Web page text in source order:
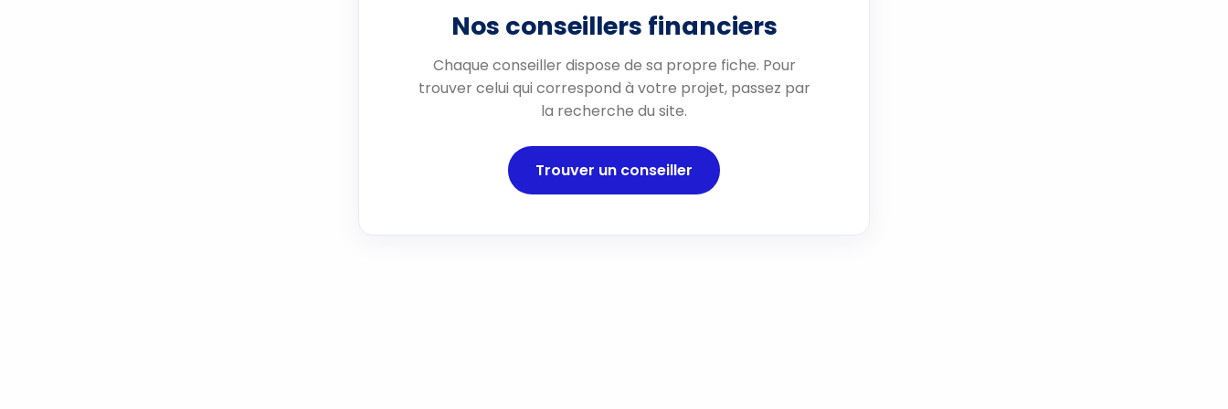
Nos conseillers financiers
Chaque conseiller dispose de sa propre fiche. Pour
trouver celui qui correspond à votre projet, passez par
la recherche du site.
Trouver un conseiller